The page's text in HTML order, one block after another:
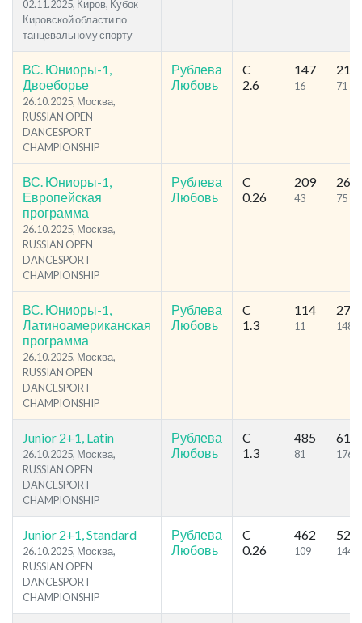
02.11.2025, Киров, Кубок
Кировской области по
танцевальному спорту
ВС. Юниоры-1,
Двоеборье
26.10.2025, Москва,
RUSSIAN OPEN
DANCESPORT
CHAMPIONSHIP
Рублева
Любовь
C
2.6
147
16
216
71
ВС. Юниоры-1,
Европейская
программа
26.10.2025, Москва,
RUSSIAN OPEN
DANCESPORT
CHAMPIONSHIP
Рублева
Любовь
C
0.26
209
43
260
75
ВС. Юниоры-1,
Латиноамериканская
программа
26.10.2025, Москва,
RUSSIAN OPEN
DANCESPORT
CHAMPIONSHIP
Рублева
Любовь
C
1.3
114
11
272
148
Junior 2+1, Latin
26.10.2025, Москва,
RUSSIAN OPEN
DANCESPORT
CHAMPIONSHIP
Рублева
Любовь
C
1.3
485
81
619
176
Junior 2+1, Standard
26.10.2025, Москва,
RUSSIAN OPEN
DANCESPORT
CHAMPIONSHIP
Рублева
Любовь
C
0.26
462
109
526
144